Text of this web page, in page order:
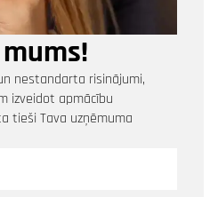
nestandarta risinājumi,
izveidot apmācību
tieši Tava uzņēmuma